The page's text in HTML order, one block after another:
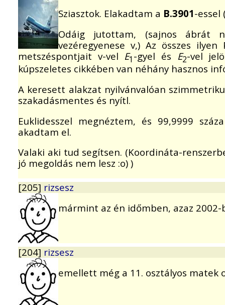
Sziasztok. Elakadtam a B.3901-essel
Odáig jutottam, (sajnos ábrát
vezéregyenese v,) Az összes
metszéspontjait v-vel E1 -gyel és E2-vel
kúpszeletes cikkében van néhány hasznos
A keresett alakzat nyilvánvalóan
szakadásmentes és nyítl.
Euklidesszel megnéztem, és 99,9999
akadtam el.
Valaki aki tud segítsen. (Koordináta-
jó megoldás nem lesz :o) )
[205] rizsesz
mármint az én időmben, azaz 2002-
[204] rizsesz
emellett még a 11. osztályos matek